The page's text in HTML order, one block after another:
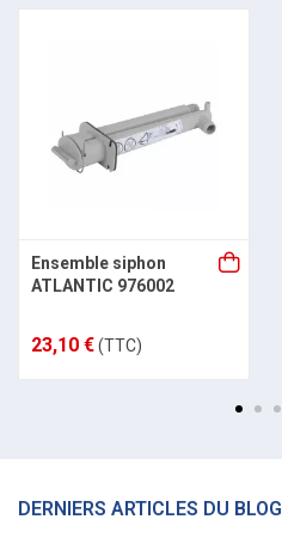
Ensemble siphon
ATLANTIC 976002
23,10 €(TTC)
DERNIERS ARTICLES DU BLOG